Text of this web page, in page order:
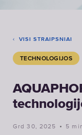
VISI STRAIPSNIAI
TECHNOLOGIJOS
Grd 30, 2025 5